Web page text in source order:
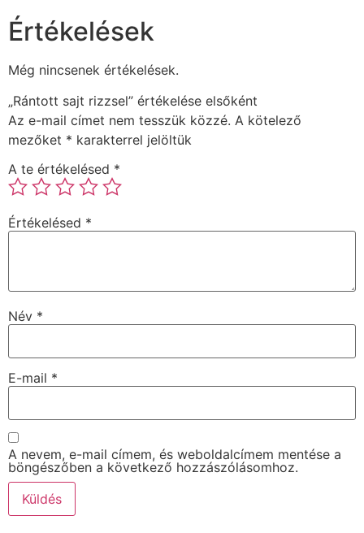
Értékelések
Még nincsenek értékelések.
„Rántott sajt rizzsel” értékelése elsőként
Az e-mail címet nem tesszük közzé. A kötelező
mezőket * karakterrel jelöltük
A te értékelésed *
Értékelésed *
Név *
E-mail *
A nevem, e-mail címem, és weboldalcímem mentése a
böngészőben a következő hozzászólásomhoz.